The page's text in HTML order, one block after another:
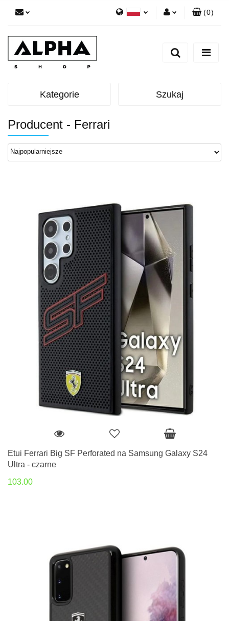
Zarejestruj się
(0)
Kategorie Szukaj
Producent - Ferrari
Etui Ferrari Big SF Perforated na Samsung Galaxy S24
Ultra - czarne
103.00